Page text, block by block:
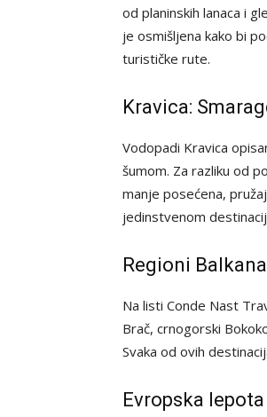
od planinskih lanaca i
je osmišljena kako bi
turističke rute.
Kravica:
Vodopadi Kravica
šumom. Za razliku od
manje posećena,
jedinstvenom
Regioni
Na listi Conde Nast
Brač, crnogorski
Svaka od ovih
Evropska